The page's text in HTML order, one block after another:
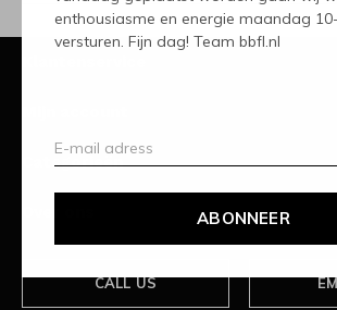
enthousiasme en energie maandag
versturen. Fijn dag! Team bbfl.nl
ABONNEER
Categorieën
CALL US